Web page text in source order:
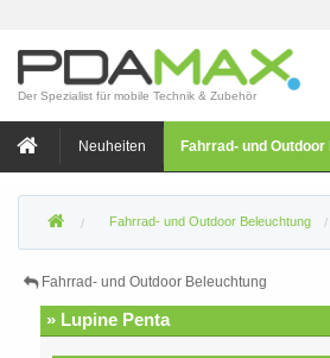
Der Spezialist für mobile Technik & Zubehör
Neuheiten Fahrrad- und
Fahrrad- und Outdoor Beleuchtung
Fahrrad- und Outdoor Beleuchtung
» Lupine Penta